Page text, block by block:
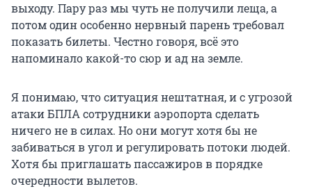
выходу. Пару раз мы чуть не получили леща, а
потом один особенно нервный парень требовал
показать билеты. Честно говоря, всё это
напоминало какой-то сюр и ад на земле.
Я понимаю, что ситуация нештатная, и с угрозой
атаки БПЛА сотрудники аэропорта сделать
ничего не в силах. Но они могут хотя бы не
забиваться в угол и регулировать потоки людей.
Хотя бы приглашать пассажиров в порядке
очередности вылетов.